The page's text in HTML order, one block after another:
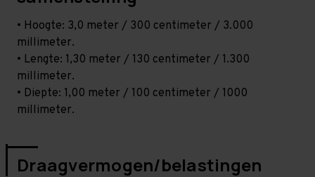
• Hoogte: 3,0 meter / 300 centimeter / 3.000
millimeter.
• Lengte: 1,30 meter / 130 centimeter / 1.300
millimeter.
• Diepte: 1,00 meter / 100 centimeter / 1000
millimeter.
Draagvermogen/belastingen